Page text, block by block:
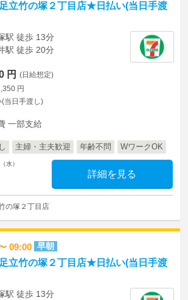
立竹の塚２丁目店★日払い(当日手渡
駅 徒歩 13分
駅 徒歩 20分
円 (日給想定)
円
(当日手渡し)
一部支給
主婦・主夫歓迎 年齢不問 WワークOK
水）
詳細を見る
の塚２丁目店
09:00 早朝
立竹の塚２丁目店★日払い(当日手渡
駅 徒歩 13分